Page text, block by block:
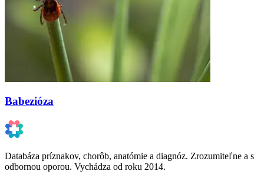
Babezióza
Databáza príznakov, chorôb, anatómie a diagnóz. Zrozumiteľne a s
odbornou oporou. Vychádza od roku 2014.